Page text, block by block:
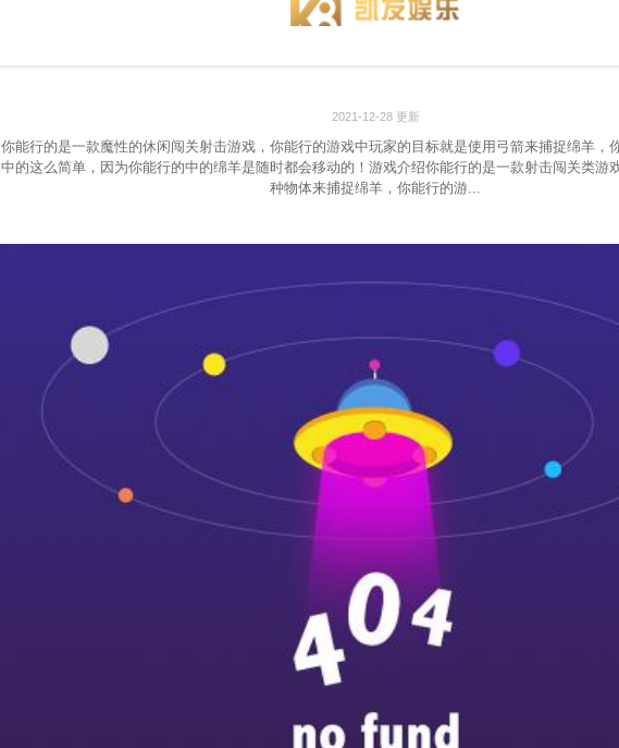
2021-12-28 更新
你能行的是一款魔性的休闲闯关射击游戏，你能行的游戏中玩家的目标就是使用弓箭来捕捉绵羊，
中的这么简单，因为你能行的中的绵羊是随时都会移动的！游戏介绍你能行的是一款射击闯关类游
种物体来捕捉绵羊，你能行的游...